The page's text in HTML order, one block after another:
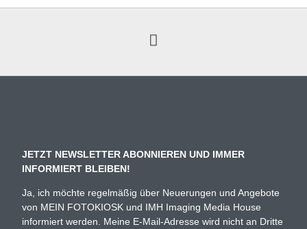
JETZT NEWSLETTER ABONNIEREN UND IMMER
INFORMIERT BLEIBEN!
Ja, ich möchte regelmäßig über Neuerungen und Angebote
von MEIN FOTOKIOSK und IMH Imaging Media House
informiert werden. Meine E-Mail-Adresse wird nicht an Dritte